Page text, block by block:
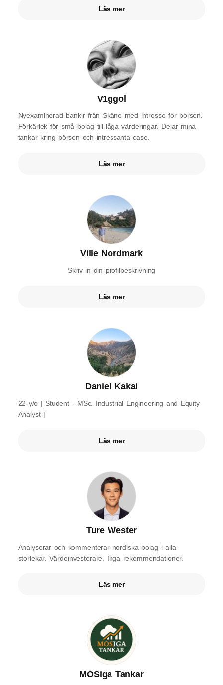
Läs mer
V1ggol
Nyexaminerad bankir från Skåne med intresse för börsen.
Förkärlek för små bolag till låga värderingar. Delar mina
tankar kring börsen och intressanta case.
Läs mer
Ville Nordmark
Skriv in din profilbeskrivning
Läs mer
Daniel Kakai
22 y/o | Student - MSc. Industrial Engineering and Equity
Analyst |
Läs mer
Ture Wester
Analyserar och kommenterar nordiska bolag i alla
storlekar. Värdeinvesterare. Inga rekommendationer.
Läs mer
MOSiga Tankar